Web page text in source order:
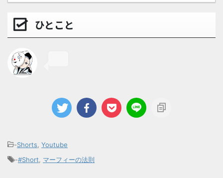
ひとこと
-Shorts Youtube
-#Short マーフィーの法則